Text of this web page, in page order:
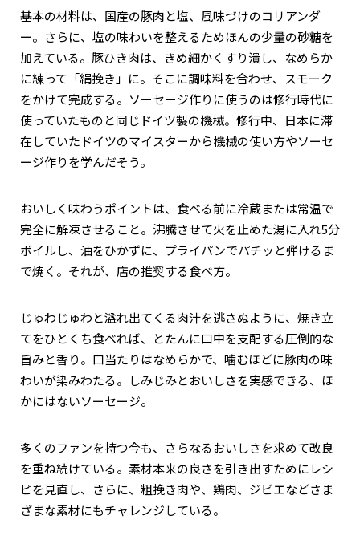
基本の材料は、国産の豚肉と塩、風味づけのコリアンダ
ー。さらに、塩の味わいを整えるためほんの少量の砂糖を
加えている。豚ひき肉は、きめ細かくすり潰し、なめらか
に練って「絹挽き」に。そこに調味料を合わせ、スモーク
をかけて完成する。ソーセージ作りに使うのは修行時代に
使っていたものと同じドイツ製の機械。修行中、日本に滞
在していたドイツのマイスターから機械の使い方やソーセ
ージ作りを学んだそう。
おいしく味わうポイントは、食べる前に冷蔵または常温で
完全に解凍させること。沸騰させて火を止めた湯に入れ5分
ボイルし、油をひかずに、プライパンでパチッと弾けるま
で焼く。それが、店の推奨する食べ方。
じゅわじゅわと溢れ出てくる肉汁を逃さぬように、焼き立
てをひとくち食べれば、とたんに口中を支配する圧倒的な
旨みと香り。口当たりはなめらかで、噛むほどに豚肉の味
わいが染みわたる。しみじみとおいしさを実感できる、ほ
かにはないソーセージ。
多くのファンを持つ今も、さらなるおいしさを求めて改良
を重ね続けている。素材本来の良さを引き出すためにレシ
ピを見直し、さらに、粗挽き肉や、鶏肉、ジビエなどさま
ざまな素材にもチャレンジしている。